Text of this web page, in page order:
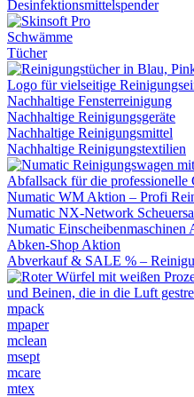
Desinfektionsmittelspender
Schwämme
Tücher
Nachhaltige Fensterreinigung
Nachhaltige Reinigungsgeräte
Nachhaltige Reinigungsmittel
Nachhaltige Reinigungstextilien
Numatic WM Aktion – Profi
Numatic NX-Network
Numatic Einscheibenmaschinen
Abken-Shop Aktion
Abverkauf & SALE % –
mpack
mpaper
mclean
msept
mcare
mtex